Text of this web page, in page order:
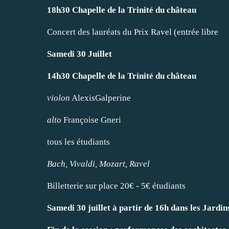
18h30 Chapelle de la Trinité du château
Concert des lauréats du Prix Ravel (entrée libre
Samedi 30 Juillet
14h30 Chapelle de la Trinité du château
violon AlexisGalperine
alto Françoise Gneri
tous les étudiants
Bach, Vivaldi, Mozart, Ravel
Billetterie sur place 20€ - 5€ étudiants
Samedi 30 juillet à partir de 16h dans les